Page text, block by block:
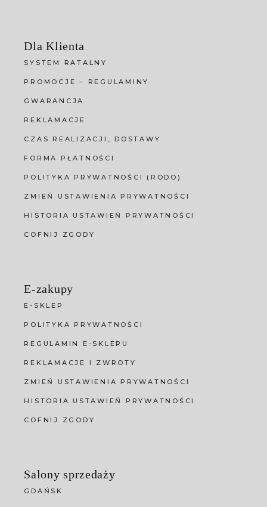
Dla Klienta
SYSTEM RATALNY
PROMOCJE – REGULAMINY
GWARANCJA
REKLAMACJE
CZAS REALIZACJI, DOSTAWY
FORMA PŁATNOŚCI
POLITYKA PRYWATNOŚCI (RODO)
ZMIEŃ USTAWIENIA PRYWATNOŚCI
HISTORIA USTAWIEŃ PRYWATNOŚCI
COFNIJ ZGODY
E-zakupy
E-SKLEP
POLITYKA PRYWATNOŚCI
REGULAMIN E-SKLEPU
REKLAMACJE I ZWROTY
ZMIEŃ USTAWIENIA PRYWATNOŚCI
HISTORIA USTAWIEŃ PRYWATNOŚCI
COFNIJ ZGODY
Salony sprzedaży
GDAŃSK